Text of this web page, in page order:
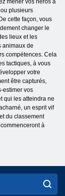
mener vos héros à
plusieurs
cette façon, vous
changer le
lieux et les
animaux de
compétences. Cela
tactiques, à vous
votre
être capturés,
estimer vos
qui les atteindra ne
un esprit vif
du classement
à